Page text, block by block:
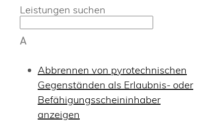
Leistungen suchen
A
Abbrennen von pyrotechnischen
Gegenständen als Erlaubnis- oder
Befähigungsscheininhaber
anzeigen